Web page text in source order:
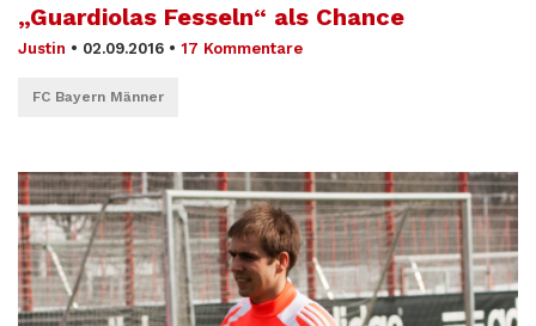
„Guardiolas Fesseln“ als Chance
Justin • 02.09.2016 • 17 Kommentare
FC Bayern Männer